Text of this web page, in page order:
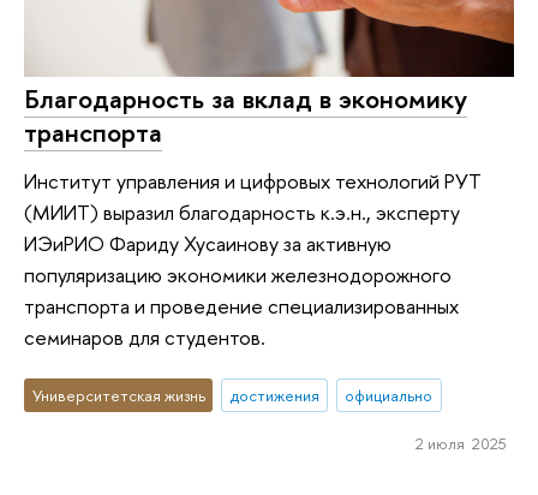
Благодарность за вклад в экономику
транспорта
Институт управления и цифровых технологий РУТ
(МИИТ) выразил благодарность к.э.н., эксперту
ИЭиРИО Фариду Хусаинову за активную
популяризацию экономики железнодорожного
транспорта и проведение специализированных
семинаров для студентов.
Университетская жизнь достижения официально
2 июля 2025